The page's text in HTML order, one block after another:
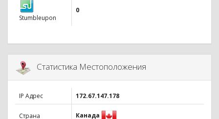
Stumbleupon
0
Статистика Местоположения
IP Адрес 172.67.147.178
Страна Канада